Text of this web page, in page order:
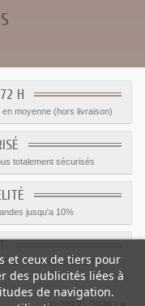
H
moyenne (hors livraison)
totalement sécurisés
jusqu'a 10%
au vendredi de 8h à 17h
et ceux de tiers pour
des publicités liées à
de navigation.